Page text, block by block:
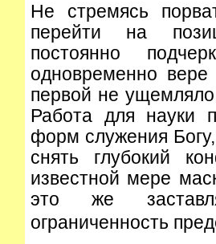
Не стремясь
перейти на
постоянно
одновременно
первой не ущемляло
Работа для науки
форм служения Богу,
снять глубокий
известной мере
это же
ограниченность